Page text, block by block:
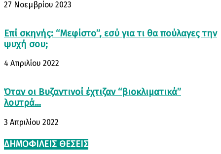
27 Νοεμβρίου 2023
Επί σκηνής: “Μεφίστο”, εσύ για τι θα πούλαγες την
ψυχή σου;
4 Απριλίου 2022
Όταν οι Βυζαντινοί έχτιζαν “βιοκλιματικά”
λουτρά…
3 Απριλίου 2022
ΔΗΜΟΦΙΛΕΊΣ ΘΈΣΕΙΣ